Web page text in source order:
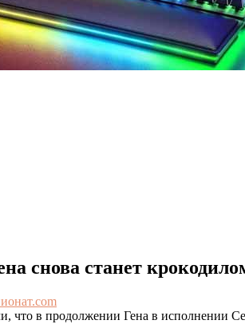
снова станет
что в продолжении Гена в исполнении